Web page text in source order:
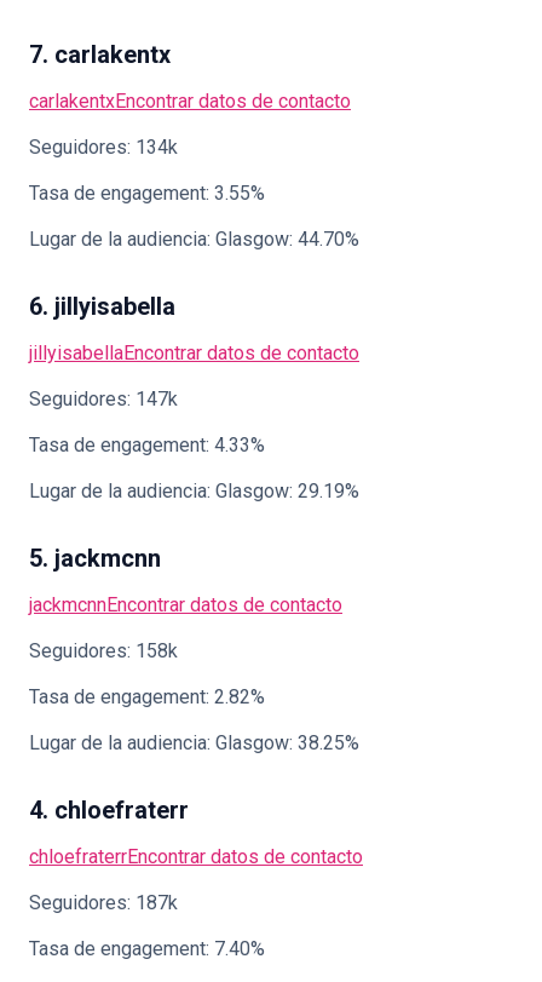
7. carlakentx
carlakentxEncontrar datos de contacto
Seguidores: 134k
Tasa de engagement: 3.55%
Lugar de la audiencia: Glasgow: 44.70%
6. jillyisabella
jillyisabellaEncontrar datos de contacto
Seguidores: 147k
Tasa de engagement: 4.33%
Lugar de la audiencia: Glasgow: 29.19%
5. jackmcnn
jackmcnnEncontrar datos de contacto
Seguidores: 158k
Tasa de engagement: 2.82%
Lugar de la audiencia: Glasgow: 38.25%
4. chloefraterr
chloefraterrEncontrar datos de contacto
Seguidores: 187k
Tasa de engagement: 7.40%